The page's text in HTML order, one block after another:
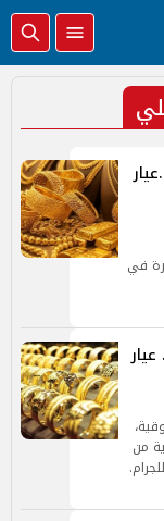
اليوم الخميس 23 يوليو 2026 ..عيار
في
الأربعاء 15 يوليو 2026.. عيار
دولار للأوقية،
المحلية من